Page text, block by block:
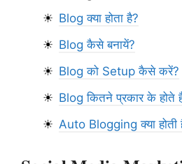
Blog क्या होता है?
Blog कैसे बनायें?
Blog को Setup कैसे करें?
Blog कितने प्रकार के होते
Auto Blogging क्या होती